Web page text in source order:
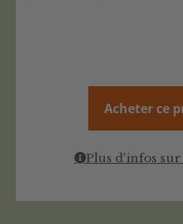
Acheter ce
Plus d'infos